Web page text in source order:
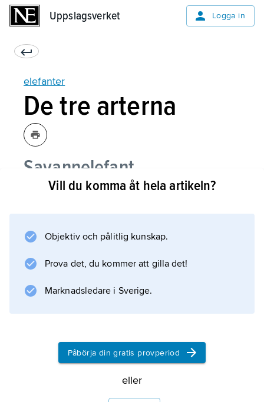
Uppslagsverket Logga in
elefanter
De tre arterna
Savannelefant
Indisk elefant
Information om artikeln
Vill du komma åt hela artikeln?
Objektiv och pålitlig kunskap.
Prova det, du kommer att gilla det!
Marknadsledare i Sverige.
Påbörja din gratis provperiod
eller